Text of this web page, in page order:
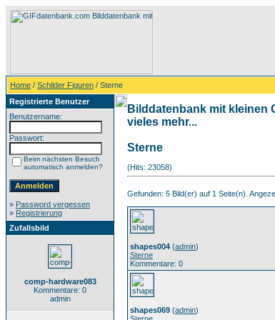
Home / Schilder Figuren / Sterne
Registrierte Benutzer
Benutzername:
Passwort:
Beim nächsten Besuch
automatisch anmelden?
» Password vergessen
» Registrierung
Zufallsbild
comp-hardware083
Kommentare: 0
admin
Bilddatenbank mit kleinen
vieles mehr...
Sterne
(Hits: 23058)
Gefunden: 5 Bild(er) auf 1 Seite(n).
shapes004 (admin)
Sterne
Kommentare: 0
shapes069 (admin)